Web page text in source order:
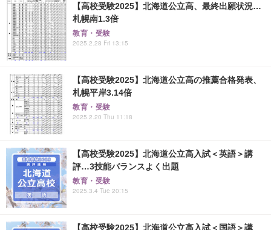
【高校受験2025】北海道公立高、最終出願状況…
札幌南1.3倍
教育・受験
2025.2.28 Fri 13:15
【高校受験2025】北海道公立高の推薦合格発表、
札幌平岸3.14倍
教育・受験
2025.2.20 Thu 11:18
【高校受験2025】北海道公立高入試＜英語＞講
評…3技能バランスよく出題
教育・受験
2025.3.4 Tue 20:15
【高校受験2025】北海道公立高入試＜国語＞講